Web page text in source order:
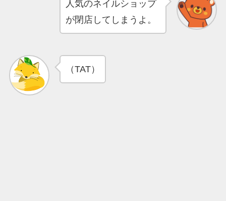
人気のネイルショップ
が閉店してしまうよ。
（TAT）